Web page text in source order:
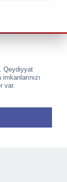
Qeydiyyat
var.